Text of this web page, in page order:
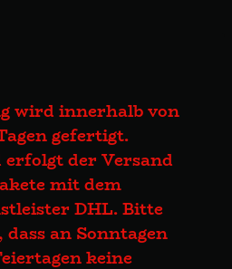
wird innerhalb von
gefertigt.
erfolgt der Versand
mit dem
DHL. Bitte
dass an Sonntagen
keine